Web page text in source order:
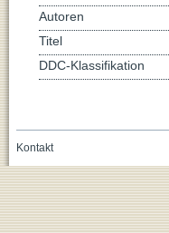
Autoren
Titel
DDC-Klassifikation
Kontakt